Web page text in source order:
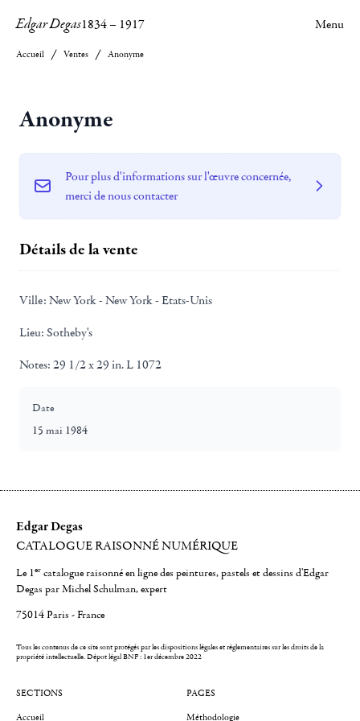
Edgar Degas1834– 1917 Menu
Accueil Ventes Anonyme
Anonyme
Pour plus d'informations sur l'œuvre concernée,
merci de nous contacter
Détails de la vente
Ville: New York - New York - Etats-Unis
Lieu: Sotheby's
Notes: 29 1/2 x 29 in. L 1072
Date
15 mai 1984
Edgar Degas
CATALOGUE RAISONNÉ NUMÉRIQUE
Le 1er catalogue raisonné en ligne des peintures, pastels et dessins d'Edgar
Degas par Michel Schulman, expert
75014 Paris - France
Tous les contenus de ce site sont protégés par les dispositions légales et réglementaires sur les droits de la
propriété intellectuelle.Dépot légal BNF : 1er décembre 2022
SECTIONS
Accueil
PAGES
Méthodologie